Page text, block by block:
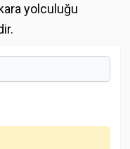
yolculuğu